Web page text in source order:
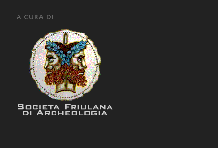
A CURA DI